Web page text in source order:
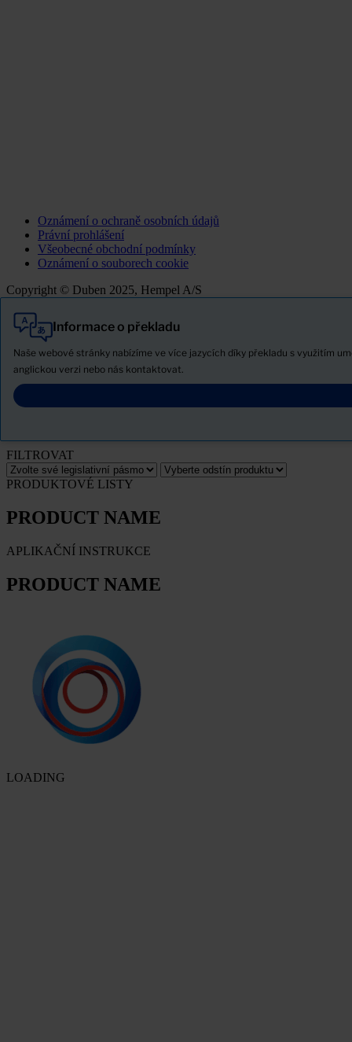
Oznámení o ochraně osobních údajů
Právní prohlášení
Všeobecné obchodní podmínky
Oznámení o souborech cookie
Copyright © Duben 2025, Hempel A/S
Informace o překladu
Naše webové stránky nabízíme ve více jazycích díky překladu s využitím
anglickou verzi nebo nás kontaktovat.
Vše
Produkty
Stáhněte si bezpečnostní list
FILTROVAT
PRODUKTOVÉ LISTY
PRODUCT NAME
APLIKAČNÍ INSTRUKCE
PRODUCT NAME
LOADING